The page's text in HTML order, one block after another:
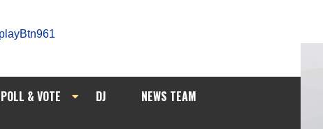
POLL & VOTE DJ
NEWS TEAM